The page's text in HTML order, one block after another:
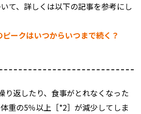
て、詳しくは以下の記事を参考にし
ークはいつからいつまで続く？
り返したり、食事がとれなくなった
重の5％以上［*2］が減少してしま